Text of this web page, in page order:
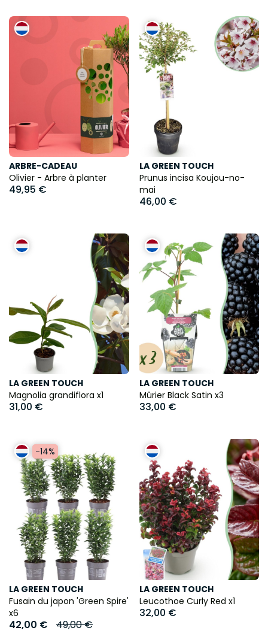
ARBRE-CADEAU
Olivier - Arbre à planter
49,95 €
LA GREEN TOUCH
Prunus incisa Koujou-no-
mai
46,00 €
LA GREEN TOUCH
Magnolia grandiflora x1
31,00 €
LA GREEN TOUCH
Mûrier Black Satin x3
33,00 €
-14%
LA GREEN TOUCH
Fusain du japon 'Green Spire'
x6
42,00 € 49,00 €
LA GREEN TOUCH
Leucothoe Curly Red x1
32,00 €